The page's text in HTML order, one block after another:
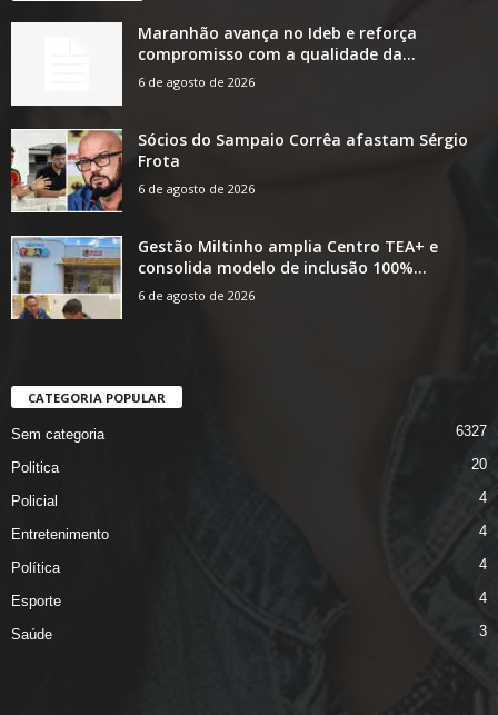
Maranhão avança no Ideb e reforça
compromisso com a qualidade da...
6 de agosto de 2026
Sócios do Sampaio Corrêa afastam Sérgio
Frota
6 de agosto de 2026
Gestão Miltinho amplia Centro TEA+ e
consolida modelo de inclusão 100%...
6 de agosto de 2026
CATEGORIA POPULAR
Sem categoria 6327
Politica 20
Policial 4
Entretenimento 4
Política 4
Esporte 4
Saúde 3